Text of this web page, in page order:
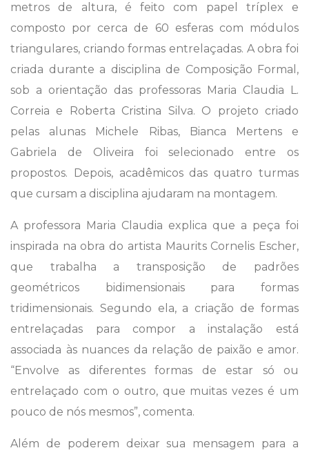
metros de altura, é feito com papel tríplex e
composto por cerca de 60 esferas com módulos
triangulares, criando formas entrelaçadas. A obra foi
criada durante a disciplina de Composição Formal,
sob a orientação das professoras Maria Claudia L.
Correia e Roberta Cristina Silva. O projeto criado
pelas alunas Michele Ribas, Bianca Mertens e
Gabriela de Oliveira foi selecionado entre os
propostos. Depois, acadêmicos das quatro turmas
que cursam a disciplina ajudaram na montagem.
A professora Maria Claudia explica que a peça foi
inspirada na obra do artista Maurits Cornelis Escher,
que trabalha a transposição de padrões
geométricos bidimensionais para formas
tridimensionais. Segundo ela, a criação de formas
entrelaçadas para compor a instalação está
associada às nuances da relação de paixão e amor.
“Envolve as diferentes formas de estar só ou
entrelaçado com o outro, que muitas vezes é um
pouco de nós mesmos”, comenta.
Além de poderem deixar sua mensagem para a